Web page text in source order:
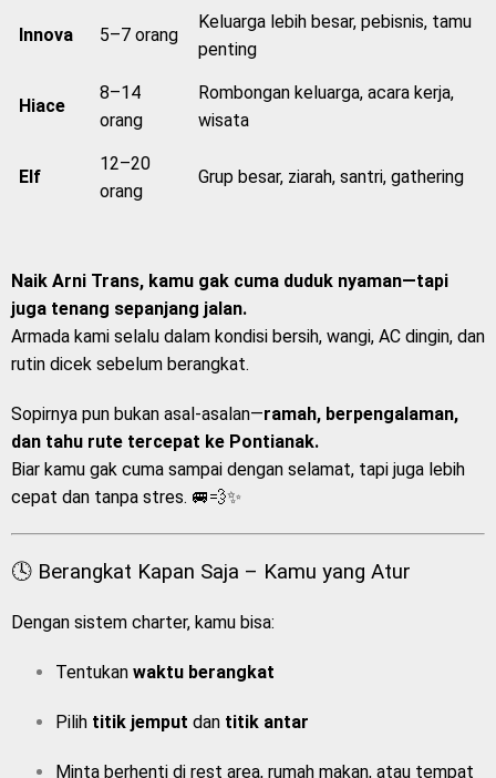
Innova 5–7 orang
Keluarga lebih besar, pebisnis, tamu
penting
Hiace
8–14
orang
Rombongan keluarga, acara kerja,
wisata
Elf
12–20
orang
Grup besar, ziarah, santri, gathering
Naik Arni Trans, kamu gak cuma duduk nyaman—tapi
juga tenang sepanjang jalan.
Armada kami selalu dalam kondisi bersih, wangi, AC dingin, dan
rutin dicek sebelum berangkat.
Sopirnya pun bukan asal-asalan—ramah, berpengalaman,
dan tahu rute tercepat ke Pontianak.
Biar kamu gak cuma sampai dengan selamat, tapi juga lebih
cepat dan tanpa stres. 🚐💨✨
🕓 Berangkat Kapan Saja – Kamu yang Atur
Dengan sistem charter, kamu bisa:
Tentukan waktu berangkat
Pilih titik jemput dan titik antar
Minta berhenti di rest area, rumah makan, atau tempat